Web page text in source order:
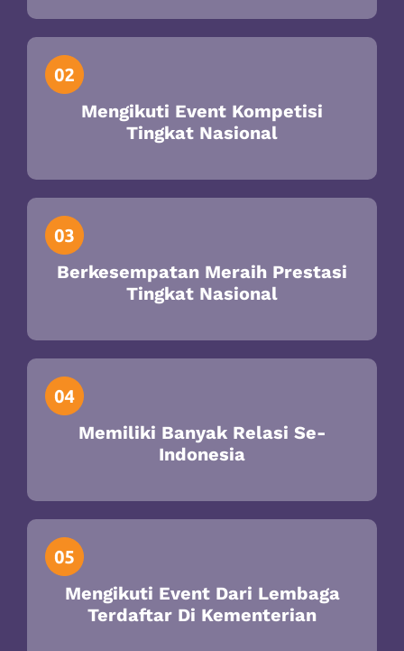
Mengikuti Event Kompetisi
Tingkat Nasional
Berkesempatan Meraih Prestasi
Tingkat Nasional
Memiliki Banyak Relasi Se-
Indonesia
Mengikuti Event Dari Lembaga
Terdaftar Di Kementerian